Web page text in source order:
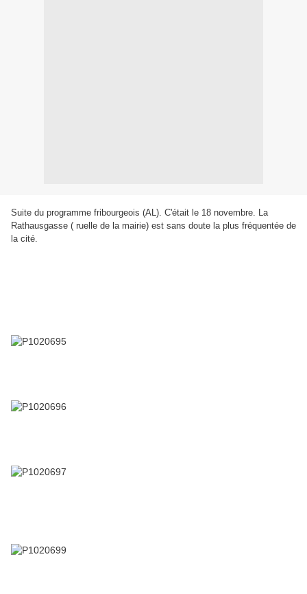
Suite du programme fribourgeois (AL). C'était le 18 novembre. La
Rathausgasse ( ruelle de la mairie) est sans doute la plus fréquentée de
la cité.